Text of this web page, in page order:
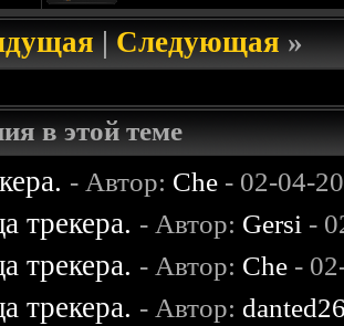
|Следующая»
в этой теме
- Автор: Che - 02-04-
трекера. - Автор: Gersi -
трекера. - Автор: Che -
трекера. - Автор: